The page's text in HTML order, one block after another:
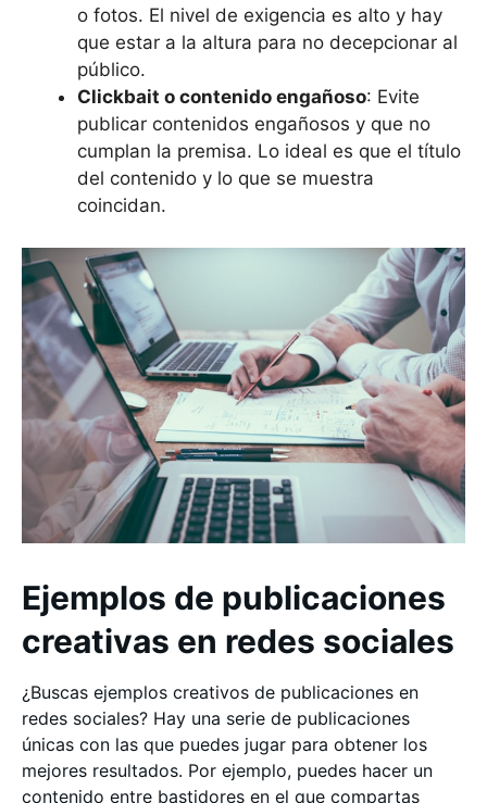
o fotos. El nivel de exigencia es alto y hay
que estar a la altura para no decepcionar al
público.
Clickbait o contenido engañoso: Evite
publicar contenidos engañosos y que no
cumplan la premisa. Lo ideal es que el título
del contenido y lo que se muestra
coincidan.
Ejemplos de publicaciones
creativas en redes sociales
¿Buscas ejemplos creativos de publicaciones en
redes sociales? Hay una serie de publicaciones
únicas con las que puedes jugar para obtener los
mejores resultados. Por ejemplo, puedes hacer un
contenido entre bastidores en el que compartas